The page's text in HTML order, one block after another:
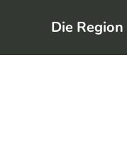
m
Die Region